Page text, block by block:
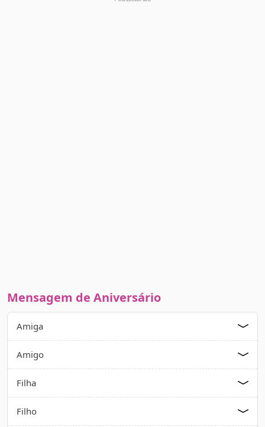
Mensagem de Aniversário
Amiga
Amigo
Filha
Filho